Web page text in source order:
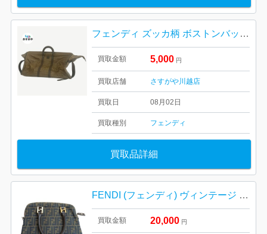
フェンディ ズッカ柄 ボストンバッグ PVC×レザー
買取金額 5,000 円
買取店舗 さすがや川越店
買取日 08月02日
買取種別 フェンディ
買取品詳細
FENDI (フェンディ) ヴィンテージ ズッカ柄 ハンドバック
買取金額 20,000 円